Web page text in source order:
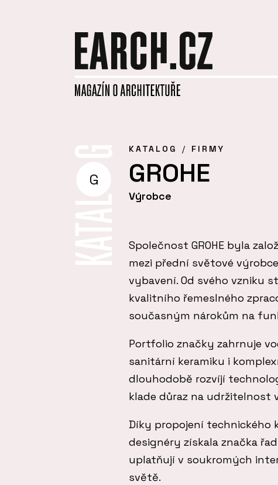
G
KATALOG FIRMY
GROHE
Výrobce
Společnost GROHE byla
mezi přední světové
vybavení. Od svého vzniku
kvalitního řemeslného
současným nárokům na
Portfolio značky zahrnuje
sanitární keramiku i
dlouhodobě rozvíjí
klade důraz na udržitelnost
Díky propojení technického
designéry získala značka
uplatňují v soukromých
světě.